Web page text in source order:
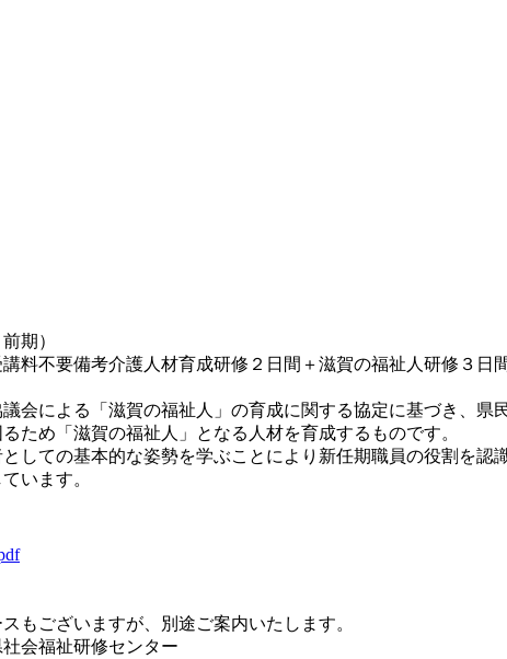
期）
講料不要備考介護人材育成研修２日間＋滋賀の福祉人研修３
会による「滋賀の福祉人」の育成に関する協定に基づき、県
ため「滋賀の福祉人」となる人材を育成するものです。
しての基本的な姿勢を学ぶことにより新任期職員の役割を認
います。
もございますが、別途ご案内いたします。
会福祉研修センター